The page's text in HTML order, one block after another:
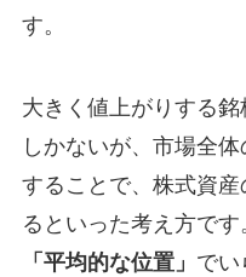
す。
大きく値上がりする
しかないが、市場全
することで、株式資
るといった考え方です
「平均的な位置」 でい